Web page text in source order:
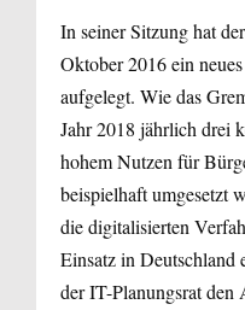
In seiner Sitzung hat
Oktober 2016 ein
aufgelegt. Wie das
Jahr 2018 jährlich drei
hohem Nutzen für
beispielhaft umgesetzt
die digitalisierten
Einsatz in Deutschland
der IT-Planungsrat den